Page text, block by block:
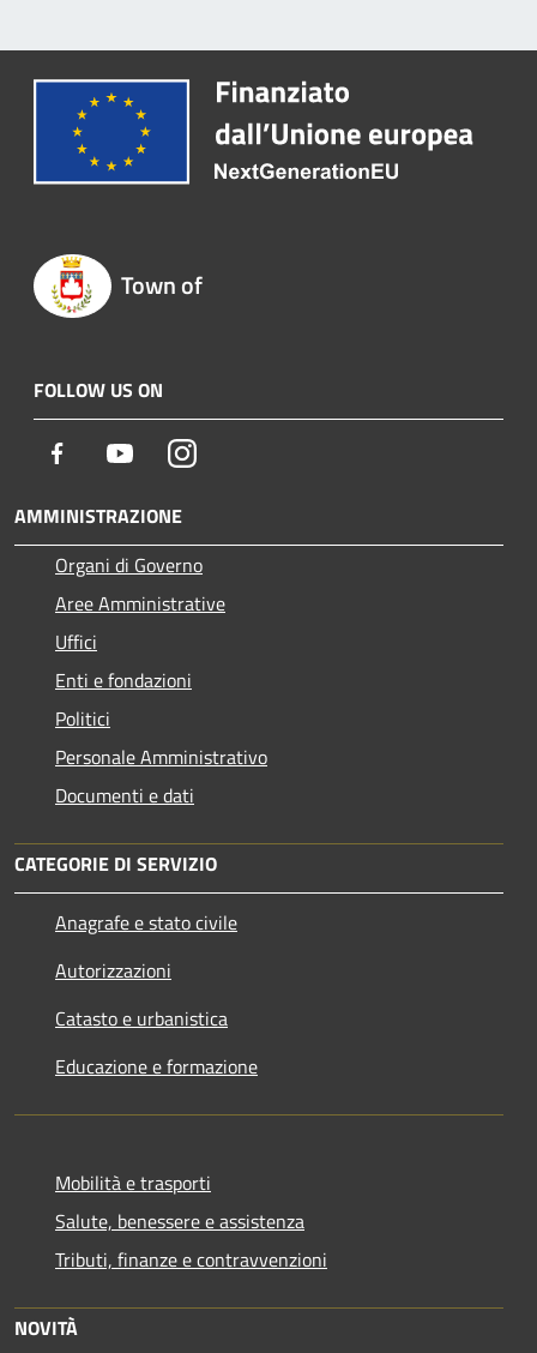
Town of
FOLLOW US ON
Facebook YoutubeInstagram
AMMINISTRAZIONE
Organi di Governo
Aree Amministrative
Uffici
Enti e fondazioni
Politici
Personale Amministrativo
Documenti e dati
CATEGORIE DI SERVIZIO
Anagrafe e stato civile
Autorizzazioni
Catasto e urbanistica
Educazione e formazione
Mobilità e trasporti
Salute, benessere e assistenza
Tributi, finanze e contravvenzioni
NOVITÀ